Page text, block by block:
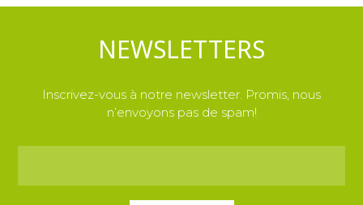
NEWSLETTERS
Inscrivez-vous à notre newsletter. Promis, nous
n’envoyons pas de spam!